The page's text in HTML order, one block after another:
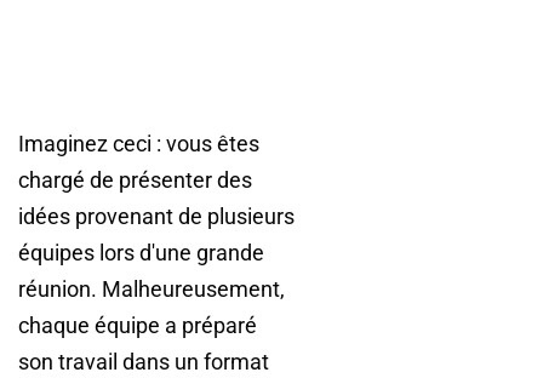
Imaginez ceci : vous êtes
chargé de présenter des
idées provenant de plusieurs
équipes lors d'une grande
réunion. Malheureusement,
chaque équipe a préparé
son travail dans un format